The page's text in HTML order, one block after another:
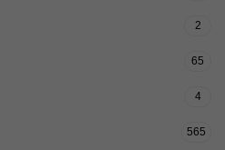
2
65
4
565